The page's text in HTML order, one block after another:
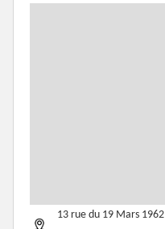
13 rue du 19 Mars 1962